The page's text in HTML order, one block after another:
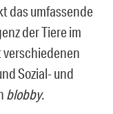
das umfassende
der Tiere im
verschiedenen
Sozial- und
blobby.